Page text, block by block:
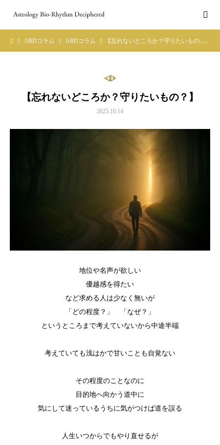
ABDコラム ABDコラム 【忘れないどころか？守りたいもの？】
【忘れないどころか？守りたいもの？】
2025.10.14
地位や名声が欲しい
優越感を得たい
など求める人は少なく無いが
「どの程度？」 「なぜ？」
というところまで考えていないから中途半端
考えていても浅はかで甘いことも自覚ない
その程度のことなのに
目的地へ向かう道中に
気にして迷っているうちに気がつけば道を誤る
人生いつからでもやり直せるが